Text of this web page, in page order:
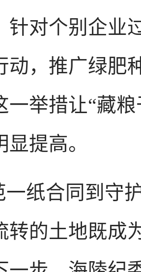
针对个别企业
动，推广绿肥
一举措让“藏
显提高。
一纸合同到守
转的土地既成